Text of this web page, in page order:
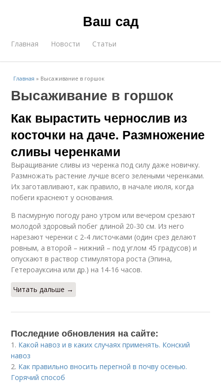
Ваш сад
Главная Новости Статьи
Главная » Высаживание в горшок
Высаживание в горшок
Как вырастить чернослив из
косточки на даче. Размножение
сливы черенками
Выращивание сливы из черенка под силу даже новичку.
Размножать растение лучше всего зелеными черенками.
Их заготавливают, как правило, в начале июля, когда
побеги краснеют у основания.
В пасмурную погоду рано утром или вечером срезают
молодой здоровый побег длиной 20-30 см. Из него
нарезают черенки с 2-4 листочками (один срез делают
ровным, а второй – нижний – под углом 45 градусов) и
опускают в раствор стимулятора роста (Эпина,
Гетероауксина или др.) на 14-16 часов.
Читать дальше →
Последние обновления на сайте:
1. Какой навоз и в каких случаях применять. Конский
навоз
2. Как правильно вносить перегной в почву осенью.
Горячий способ